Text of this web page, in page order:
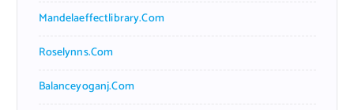
Mandelaeffectlibrary.com
Roselynns.com
Balanceyoganj.com